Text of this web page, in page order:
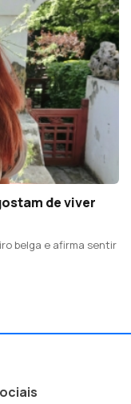
de viver
belga e afirma sentir